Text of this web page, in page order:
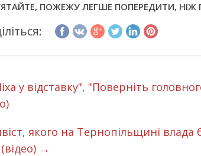
ПОЖЕЖУ ЛЕГШЕ ПОПЕРЕДИТИ, НІЖ
у відставку", "Поверніть
якого на Тернопільщині
→